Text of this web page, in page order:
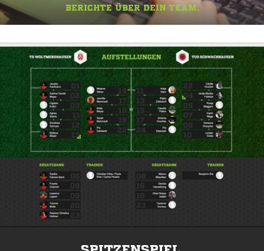
BERICHTE ÜBER DEIN TEAM.